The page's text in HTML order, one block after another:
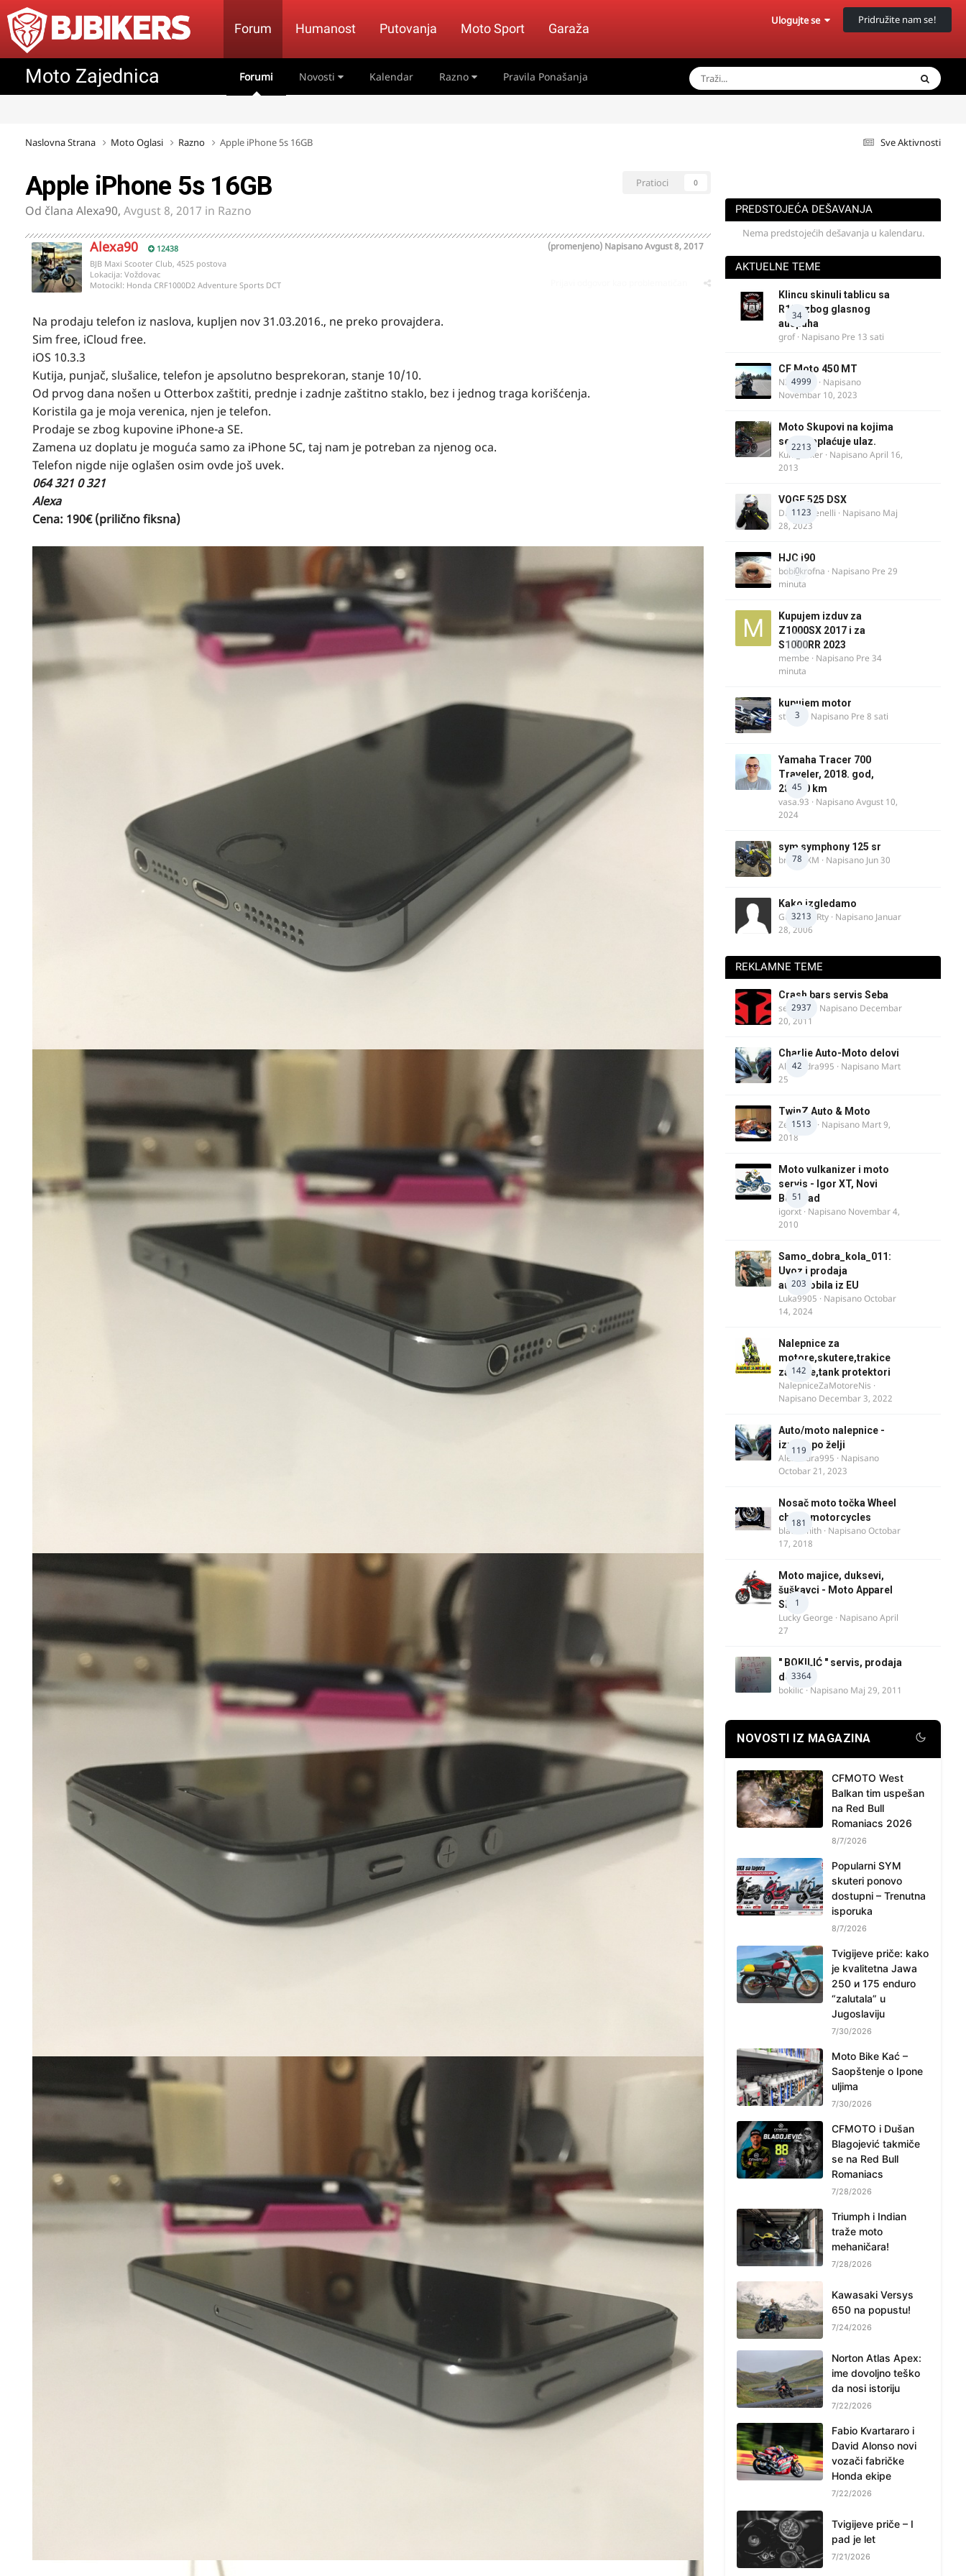
Forum Humanost Putovanja Moto Sport Garaža
Ulogujte se Pridružite nam se!
Moto Zajednica Forumi Novosti Kalendar Razno Pravila Ponašanja
Sve Aktivnosti
Naslovna Strana Moto Oglasi Razno Apple iPhone 5s 16GB
Pratioci 0
Apple iPhone 5s 16GB
Od člana Alexa90, Avgust 8, 2017 in Razno
Alexa90 12438 NapisanoAvgust 8, 2017
(promenjeno)
BJB Maxi Scooter Club, 4525 postova
Lokacija: Voždovac
Motocikl: Honda CRF1000D2 Adventure Sports DCT
Na prodaju telefon iz naslova, kupljen nov 31.03.2016., ne preko provajdera.
Sim free, iCloud free.
iOS 10.3.3
Kutija, punjač, slušalice, telefon je apsolutno besprekoran, stanje 10/10.
Od prvog dana nošen u Otterbox zaštiti, prednje i zadnje zaštitno staklo, bez i jednog traga korišćenja.
Koristila ga je moja verenica, njen je telefon.
Prodaje se zbog kupovine iPhone-a SE.
Zamena uz doplatu je moguća samo za iPhone 5C, taj nam je potreban za njenog oca.
Telefon nigde nije oglašen osim ovde još uvek.
064 321 0 321
Alexa
Cena: 190€ (prilično fiksna)
PREDSTOJEĆA DEŠAVANJA
Nema predstojećih dešavanja u kalendaru.
AKTUELNE TEME
34
Klincu skinuli tablicu sa
R125 zbog glasnog
auspuha
grof· Napisano Pre 13 sati
4999
CF Moto 450 MT
NIKOLA 1
· Napisano
Novembar 10, 2023
2213
Moto Skupovi na kojima
se ne naplaćuje ulaz.
Kum_Mixer · NapisanoApril 16,
2013
1123
VOGE 525 DSX
DraganBenelli · Napisano Maj
28, 2023
0
HJC i90
bobi_krofna · Napisano Pre 29
minuta
0
Kupujem izduv za
Z1000SX 2017 i za
S1000RR 2023
membe · Napisano Pre 34
minuta
3
kupujem motor
strugo · Napisano Pre 8 sati
45
Yamaha Tracer 700
Traveler, 2018. god,
28.100 km
vasa.93 · NapisanoAvgust 10,
2024
78
sym symphony 125 sr
brankoXM · Napisano Jun 30
3213
Kako izgledamo
Guest diRRty · Napisano Januar
28, 2006
REKLAMNE TEME
2937
Crash bars servis Seba
seba011 · Napisano Decembar
20, 2011
42
Charlie Auto-Moto delovi
Alexandra995 · Napisano Mart
25
1513
TwinZ Auto & Moto
Zeljkamp · Napisano Mart 9,
2018
51
Moto vulkanizer i moto
servis - Igor XT, Novi
Beograd
igorxt · Napisano Novembar 4,
2010
203
Samo_dobra_kola_011:
Uvoz i prodaja
automobila iz EU
Luka9905 · NapisanoOctobar
14, 2024
142
Nalepnice za
motore,skutere,trakice
za felne,tank protektori
NalepniceZaMotoreNis ·
Napisano Decembar 3, 2022
119
Auto/moto nalepnice -
izrada po želji
Alexandra995 · Napisano
Octobar 21, 2023
181
Nosač moto točka Wheel
chock motorcycles
blacksmith · NapisanoOctobar
17, 2018
1
Moto majice, duksevi,
šuškavci - Moto Apparel
SRB
Lucky George · NapisanoApril
27
3364
" BOKILIĆ " servis, prodaja
delova
bokilic · Napisano Maj 29, 2011
NOVOSTI IZ MAGAZINA
CFMOTO West
Balkan tim uspešan
na Red Bull
Romaniacs 2026
8/7/2026
Popularni SYM
skuteri ponovo
dostupni – Trenutna
isporuka
8/7/2026
Tvigijeve priče: kako
je kvalitetna Jawa
250 и 175 enduro
“zalutala” u
Jugoslaviju
7/30/2026
Moto Bike Kać –
Saopštenje o Ipone
uljima
7/30/2026
CFMOTO i Dušan
Blagojević takmiče
se na Red Bull
Romaniacs
7/28/2026
Triumph i Indian
traže moto
mehaničara!
7/28/2026
Kawasaki Versys
650 na popustu!
7/24/2026
Norton Atlas Apex:
ime dovoljno teško
da nosi istoriju
7/22/2026
Fabio Kvartararo i
David Alonso novi
vozači fabričke
Honda ekipe
7/22/2026
Tvigijeve priče – I
pad je let
7/21/2026